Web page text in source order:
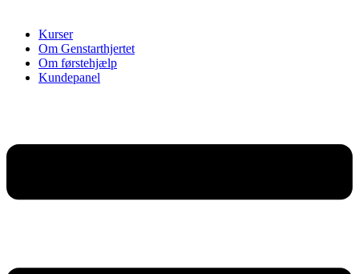
Kurser
Om Genstarthjertet
Om førstehjælp
Kundepanel